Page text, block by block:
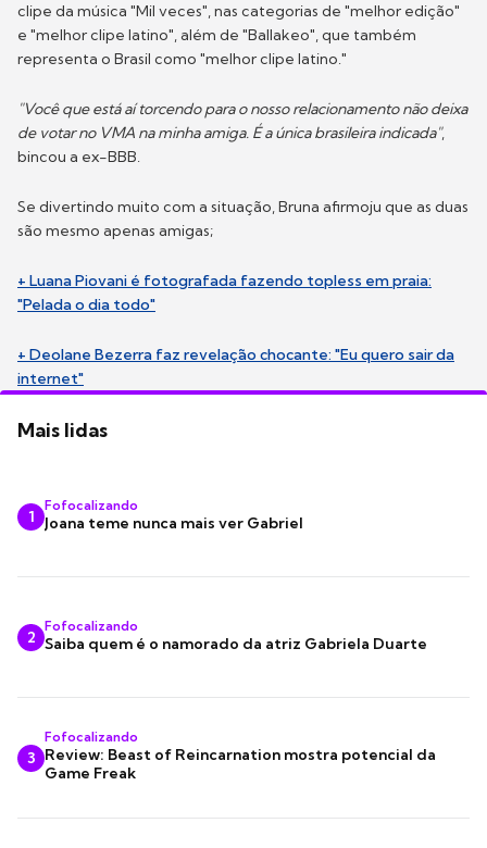
clipe da música "Mil veces", nas categorias de "melhor edição"
e "melhor clipe latino", além de "Ballakeo", que também
representa o Brasil como "melhor clipe latino."
"Você que está aí torcendo para o nosso relacionamento não deixa
de votar no VMA na minha amiga. É a única brasileira indicada",
bincou a ex-BBB.
Se divertindo muito com a situação, Bruna afirmoju que as duas
são mesmo apenas amigas;
+ Luana Piovani é fotografada fazendo topless em praia:
"Pelada o dia todo"
+ Deolane Bezerra faz revelação chocante: "Eu quero sair da
internet"
Mais lidas
1
Fofocalizando
Joana teme nunca mais ver Gabriel
2
Fofocalizando
Saiba quem é o namorado da atriz Gabriela Duarte
3
Fofocalizando
Review: Beast of Reincarnation mostra potencial da
Game Freak